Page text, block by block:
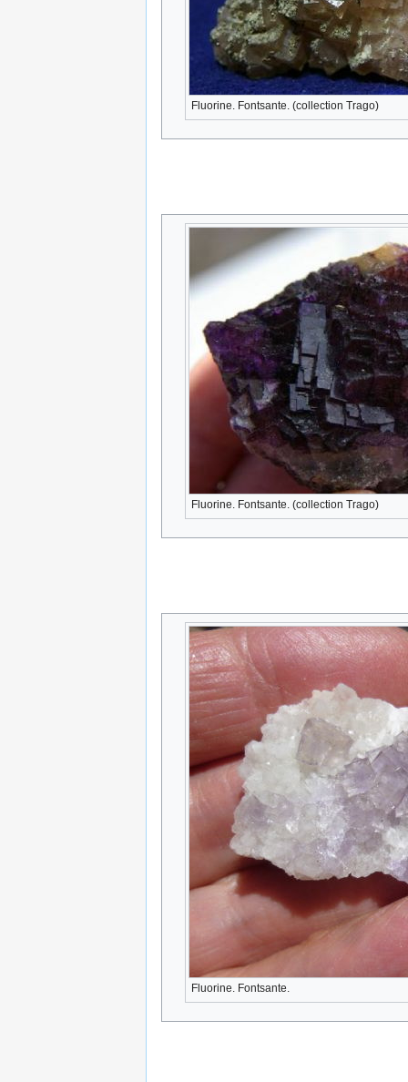
Fluorine. Fontsante. (collection Trago)
Fluorine. Fontsante. (collection Trago)
Fluorine. Fontsante.